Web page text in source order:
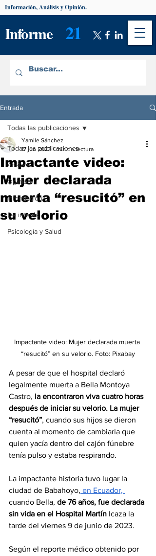
Informe 21
Información, Análisis y Opinión.
Entrada
Todas las publicaciones
Análisis
Opinión
Información
De interés
Psicología y Salud
Todas las publicaciones
Impactante video:
Mujer declarada
muerta “resucitó” en
su velorio
Yamile Sánchez
17 jun 2023 1 min de lectura
Impactante video: Mujer declarada muerta
“resucitó” en su velorio. Foto: Pixabay
A pesar de que el hospital declaró
legalmente muerta a Bella Montoya
Castro, la encontraron viva cuatro horas
después de iniciar su velorio. La mujer
“resucitó”, cuando sus hijos se dieron
cuenta al momento de cambiarla que
quien yacía dentro del cajón fúnebre
tenía pulso y estaba respirando.
La impactante historia tuvo lugar la
ciudad de Babahoyo, en Ecuador,
cuando Bella, de 76 años, fue declarada
sin vida en el Hospital Martín Icaza la
tarde del viernes 9 de junio de 2023.
Según el reporte médico obtenido por